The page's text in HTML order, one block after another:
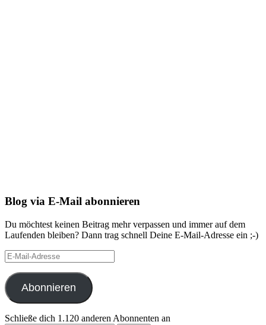
Blog via E-Mail abonnieren
Du möchtest keinen Beitrag mehr verpassen und immer auf dem
Laufenden bleiben? Dann trag schnell Deine E-Mail-Adresse ein ;-)
E-
Mail-
Adresse
Abonnieren
Schließe dich 1.120 anderen Abonnenten an